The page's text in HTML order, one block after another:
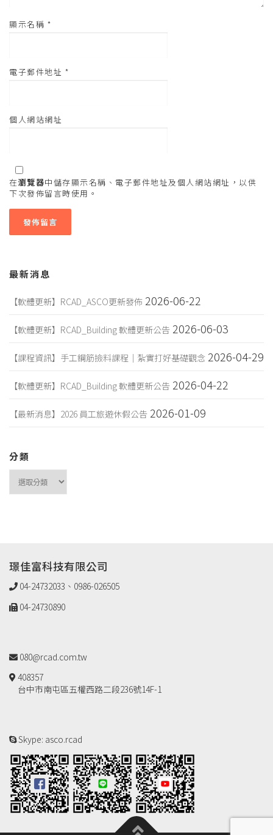
顯示名稱 *
電子郵件地址 *
個人網站網址
在瀏覽器中儲存顯示名稱、電子郵件地址及個人網站網址，以供
下次發佈留言時使用。
最新消息
【軟體更新】RCAD_ASCO更新發佈 2026-06-22
【軟體更新】RCAD_Building 軟體更新公告 2026-06-03
【課程資訊】手工鋼筋撿料課程｜紮實打好基礎觀念 2026-04-29
【軟體更新】RCAD_Building 軟體更新公告 2026-04-22
【最新消息】2026 員工旅遊休假公告 2026-01-09
分類
璟佳富科技有限公司
04-24732033、0986-026505
04-24730890
080@rcad.com.tw
408357
台中市南屯區五權西路二段236號14F-1
Skype: asco.rcad